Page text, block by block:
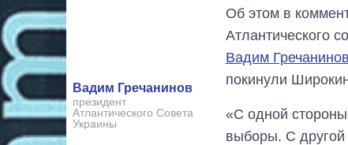
Вадим Гречанинов
президент
Атлантического Совета
Украины
Об этом в
Атлантического
Вадим Гречанинов
покинули
«С одной
выборы. С другой